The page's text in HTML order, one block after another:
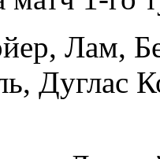
Лам,
Дуглас